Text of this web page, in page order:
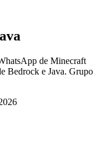
de Minecraft
Bedrock e Java. Grupo